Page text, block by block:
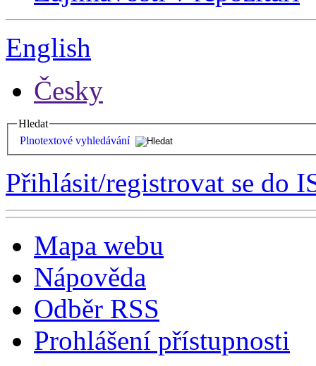
English
Česky
Hledat
Plnotextové vyhledávání
Přihlásit/registrovat se do
Mapa webu
Nápověda
Odběr RSS
Prohlášení přístupnosti